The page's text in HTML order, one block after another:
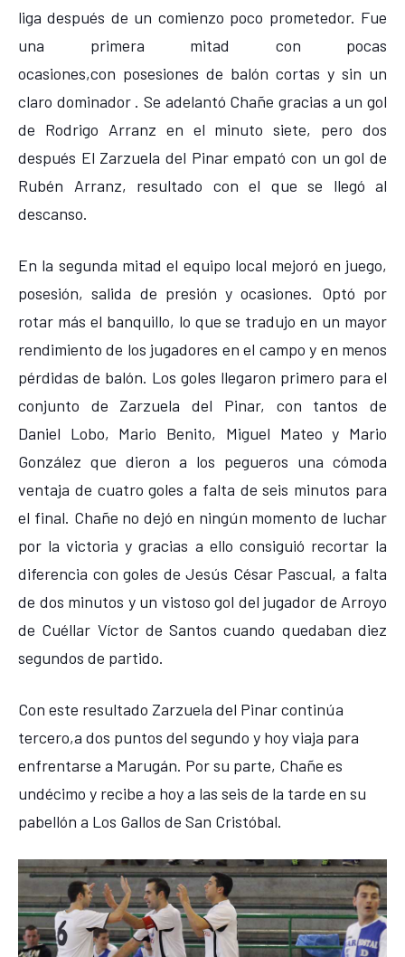
liga después de un comienzo poco prometedor. Fue
una primera mitad con pocas
ocasiones,con posesiones de balón cortas y sin un
claro dominador . Se adelantó Chañe gracias a un gol
de Rodrigo Arranz en el minuto siete, pero dos
después El Zarzuela del Pinar empató con un gol de
Rubén Arranz, resultado con el que se llegó al
descanso.
En la segunda mitad el equipo local mejoró en juego,
posesión, salida de presión y ocasiones. Optó por
rotar más el banquillo, lo que se tradujo en un mayor
rendimiento de los jugadores en el campo y en menos
pérdidas de balón. Los goles llegaron primero para el
conjunto de Zarzuela del Pinar, con tantos de
Daniel Lobo, Mario Benito, Miguel Mateo y Mario
González que dieron a los pegueros una cómoda
ventaja de cuatro goles a falta de seis minutos para
el final. Chañe no dejó en ningún momento de luchar
por la victoria y gracias a ello consiguió recortar la
diferencia con goles de Jesús César Pascual, a falta
de dos minutos y un vistoso gol del jugador de Arroyo
de Cuéllar Víctor de Santos cuando quedaban diez
segundos de partido.
Con este resultado Zarzuela del Pinar continúa
tercero,a dos puntos del segundo y hoy viaja para
enfrentarse a Marugán. Por su parte, Chañe es
undécimo y recibe a hoy a las seis de la tarde en su
pabellón a Los Gallos de San Cristóbal.